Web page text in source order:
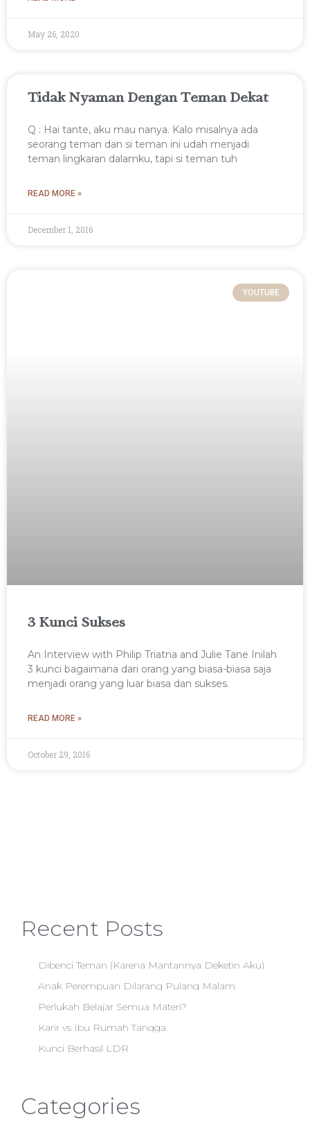
May 26, 2020
Tidak Nyaman Dengan Teman Dekat
Q : Hai tante, aku mau nanya. Kalo misalnya ada
seorang teman dan si teman ini udah menjadi
teman lingkaran dalamku, tapi si teman tuh
READ MORE »
December 1, 2016
YOUTUBE
3 Kunci Sukses
An Interview with Philip Triatna and Julie Tane Inilah
3 kunci bagaimana dari orang yang biasa-biasa saja
menjadi orang yang luar biasa dan sukses.
READ MORE »
October 29, 2016
Recent Posts
Dibenci Teman (Karena Mantannya Deketin Aku)
Anak Perempuan Dilarang Pulang Malam
Perlukah Belajar Semua Materi?
Karir vs Ibu Rumah Tangga
Kunci Berhasil LDR
Categories